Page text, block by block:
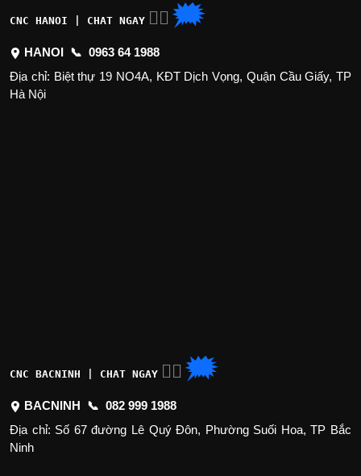
CNC HANOI | CHAT NGAY 👉🏽 🗯
HANOI 📞 0963 64 1988
Địa chỉ: Biệt thự 19 NO4A, KĐT Dịch Vọng, Quận Cầu Giấy, TP
Hà Nội
CNC BACNINH | CHAT NGAY 👉🏽 🗯
BACNINH 📞 082 999 1988
Địa chỉ: Số 67 đường Lê Quý Đôn, Phường Suối Hoa, TP Bắc
Ninh